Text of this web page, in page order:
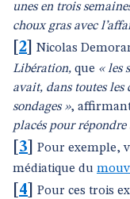
unes en trois
choux gras avec
2
Nicolas
Libération, que « les
avait, dans toutes les
sondages »,
placés pour
3
Pour exemple,
médiatique du
4 Pour ces trois